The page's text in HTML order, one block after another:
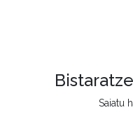
Saiatu